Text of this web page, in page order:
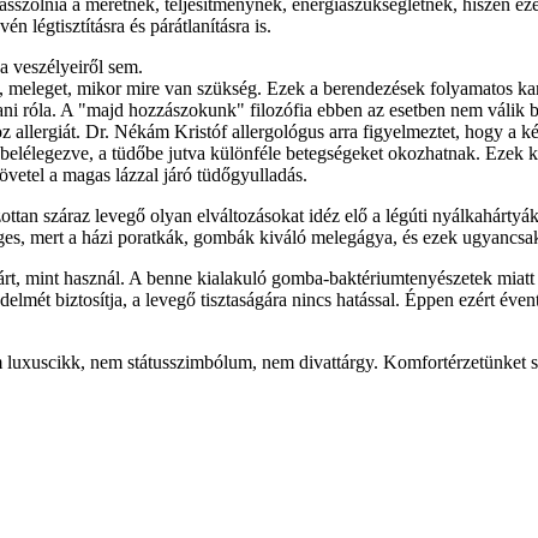
a méretnek, teljesítménynek, energiaszükségletnek, hiszen
légtisztításra és párátlanításra is.
veszélyeiről sem.
mikor mire van szükség. Ezek a berendezések folyamatos
róla. A "majd hozzászokunk" filozófia ebben az esetben nem válik
Dr. Nékám Kristóf allergológus arra figyelmeztet, hogy a
a tüdőbe jutva különféle betegségeket okozhatnak. Ezek
a magas lázzal járó tüdőgyulladás.
száraz levegő olyan elváltozásokat idéz elő a légúti
mert a házi poratkák, gombák kiváló melegágya, és ezek
mint használ. A benne kialakuló gomba-baktériumtenyészetek
biztosítja, a levegő tisztaságára nincs hatással. Éppen ezért
nem státusszimbólum, nem divattárgy.